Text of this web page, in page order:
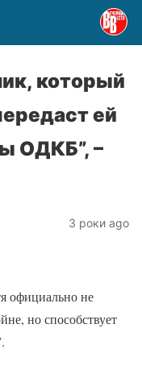
который
ей
ОДКБ”, –
3 роки ago
официально не
но способствует